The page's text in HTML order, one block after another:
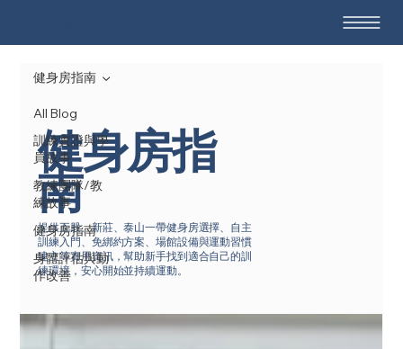
All Blog
訓練實證與學
員故事
教練團隊/教
練故事
健身房指南
身體評估與動
作改善
健身房指南
健身房指
南
提供五股、新莊、泰山一帶健身房選擇、自主
訓練入門、免綁約方案、場館設備與運動習慣
建立等實用資訊，幫助新手找到適合自己的訓
練環境，安心開始並持續運動。